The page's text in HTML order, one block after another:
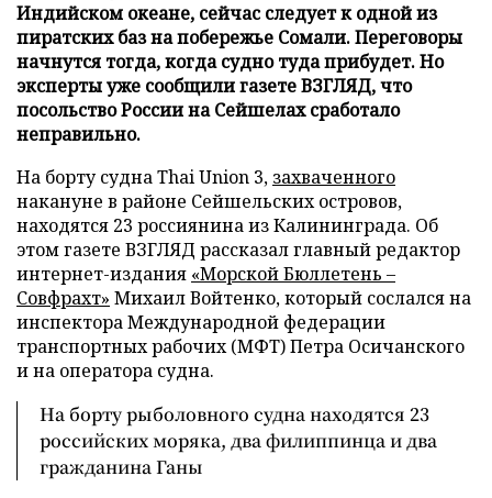
Индийском океане, сейчас следует к одной из
пиратских баз на побережье Сомали. Переговоры
начнутся тогда, когда судно туда прибудет. Но
эксперты уже сообщили газете ВЗГЛЯД, что
посольство России на Сейшелах сработало
неправильно.
На борту судна Thai Union 3, захваченного
накануне в районе Сейшельских островов,
находятся 23 россиянина из Калининграда. Об
этом газете ВЗГЛЯД рассказал главный редактор
интернет-издания «Морской Бюллетень –
Совфрахт» Михаил Войтенко, который сослался на
инспектора Международной федерации
транспортных рабочих (МФТ) Петра Осичанского
и на оператора судна.
На борту рыболовного судна находятся 23
российских моряка, два филиппинца и два
гражданина Ганы